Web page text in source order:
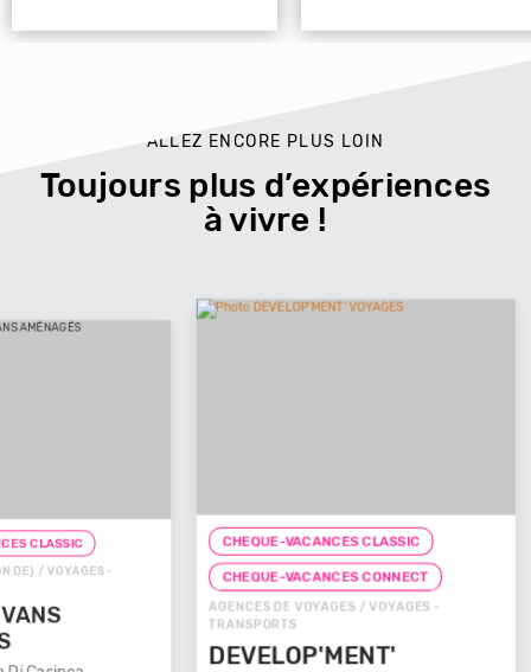
ALLEZ ENCORE PLUS LOIN
Toujours plus d’expériences
à vivre !
-
CHEQUE-VACANCES CLASSIC
CHEQUE-VACANCES CONNECT
AGENCES DE VOYAGES / VOYAGES -
DEVELOP'MENT'